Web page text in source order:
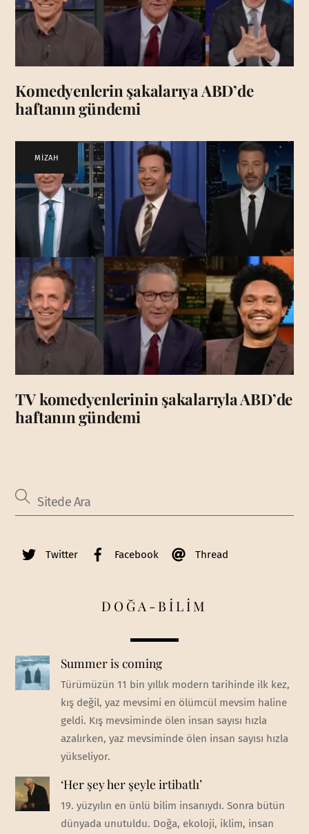
Komedyenlerin şakalarıya ABD’de
haftanın gündemi
MİZAH
TV komedyenlerinin şakalarıyla ABD’de
haftanın gündemi
Twitter Facebook Thread
DOĞA-BİLİM
Summer is coming
Türümüzün 11 bin yıllık modern tarihinde ilk kez,
kış değil, yaz mevsimi en ölümcül mevsim haline
geldi. Kış mevsiminde ölen insan sayısı hızla
azalırken, yaz mevsiminde ölen insan sayısı hızla
yükseliyor.
‘Her şey her şeyle irtibatlı’
19. yüzyılın en ünlü bilim insanıydı. Sonra bütün
dünyada unutuldu. Doğa, ekoloji, iklim, insan